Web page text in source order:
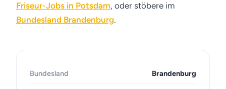
Friseur-Jobs in Potsdam, oder stöbere im
Bundesland Brandenburg.
Bundesland Brandenburg